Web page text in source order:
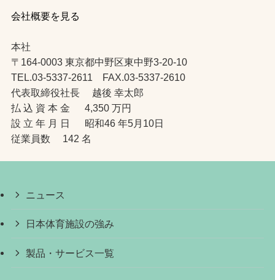
会社概要を見る
本社
〒164-0003 東京都中野区東中野3-20-10
TEL.03-5337-2611 FAX.03-5337-2610
代表取締役社長 越後 幸太郎
払 込 資 本 金 4,350 万円
設 立 年 月 日 昭和46 年5月10日
従業員数 142 名
ニュース
日本体育施設の強み
製品・サービス一覧